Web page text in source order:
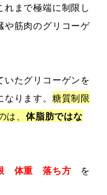
れまで極端に制限し
や筋肉のグリコーゲ
たグリコーゲンを
ります。 糖質制限
は、体脂肪ではな
限 体重 落ち方
を